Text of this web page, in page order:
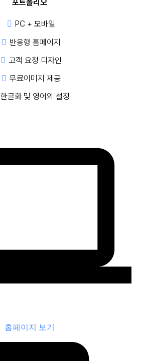
포트폴리오
PC + 모바일
반응형 홈페이지
고객 요청 디자인
무료이미지 제공
한글화 및 영어외 설정
홈페이지 보기